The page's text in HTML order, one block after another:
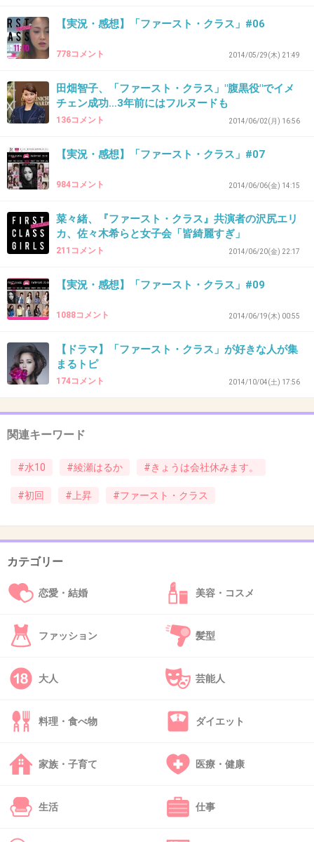
34. 匿名2014/10/23(木) 12:56:18
私は録画でどちらも見てて、どちらも好きです
今日は会社休みますの方が一般受けするという
か、ターゲットが広いのかなとは思う。
出典：first-class1.blog.so-net.ne.jp
週の真ん中の疲れてるときは、女の戦いよりも
ファーストクラス録画派もいるだろうねー
36. 匿名2014/10/23(木) 12:56:31
約１０％も差がついたね～
初回ファーストクラスはちょっと慌ただしかったけど、昨日のは面白かった
よ！
+34
38. 匿名 2014/10/23(木) 12:57:18
ファーストクラスは水曜10時には合わない
金曜11時くらいだったらリアルタイムで見てた
+310
【実況・感想】「ファースト・クラス」#06
778コメント 2014/05/29(木) 21:49
田畑智子、「ファースト・クラス」"腹黒役"でイメ
チェン成功…3年前にはフルヌードも
136コメント 2014/06/02(月) 16:56
【実況・感想】「ファースト・クラス」#07
984コメント 2014/06/06(金) 14:15
菜々緒、『ファースト・クラス』共演者の沢尻エリ
カ、佐々木希らと女子会「皆綺麗すぎ」
211コメント 2014/06/20(金) 22:17
【実況・感想】「ファースト・クラス」#09
1088コメント 2014/06/19(木) 00:55
【ドラマ】「ファースト・クラス」が好きな人が集
まるトピ
174コメント 2014/10/04(土) 17:56
関連キーワード
#水10 #綾瀬はるか #きょうは会社休みます。
#初回 #上昇 #ファースト・クラス
カテゴリー
恋愛・結婚 美容・コスメ
ファッション 髪型
大人 芸能人
料理・食べ物 ダイエット
家族・子育て 医療・健康
生活 仕事